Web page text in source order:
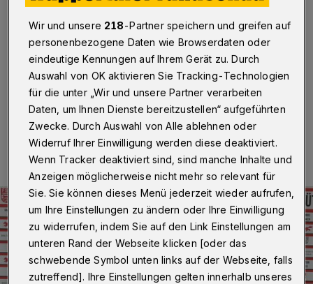
Wuppertal·Der Fußball-Bezirksligist FSV Vohwinkel
hat für die kommende Saison Daniel López de la Rosa
vom Ligakonkurrenten Cronenberger SC verpflichtet.
01.06.2026 , 13:26 Uhr Eine Minute Lesezeit
Wir und unsere 218-Partner speichern und greifen auf
personenbezogene Daten wie Browserdaten oder
eindeutige Kennungen auf Ihrem Gerät zu. Durch
Auswahl von OK aktivieren Sie Tracking-Technologien
für die unter „Wir und unsere Partner verarbeiten
Daten, um Ihnen Dienste bereitzustellen“ aufgeführten
Zwecke. Durch Auswahl von Alle ablehnen oder
Widerruf Ihrer Einwilligung werden diese deaktiviert.
Wenn Tracker deaktiviert sind, sind manche Inhalte und
Anzeigen möglicherweise nicht mehr so relevant für
Sie. Sie können dieses Menü jederzeit wieder aufrufen,
um Ihre Einstellungen zu ändern oder Ihre Einwilligung
zu widerrufen, indem Sie auf den Link Einstellungen am
unteren Rand der Webseite klicken [oder das
schwebende Symbol unten links auf der Webseite, falls
zutreffend]. Ihre Einstellungen gelten innerhalb unseres